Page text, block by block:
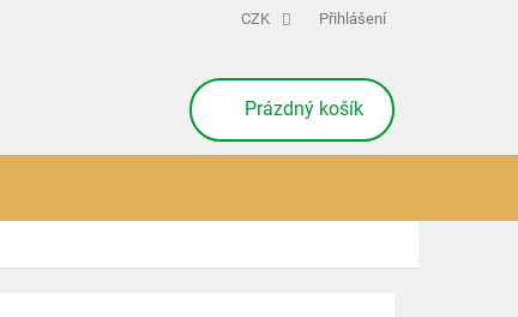
CZK Přihlášení
NÁKUPNÍ
KOŠÍK
Prázdný košík